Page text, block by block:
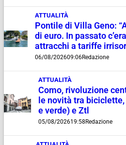
ATTUALITÀ
Pontile di Villa Geno:
di euro. In passato
attracchi a tariffe
06/08/202609:06Redazione
ATTUALITÀ
Como, rivoluzione
le novità tra
e verde) e Ztl
05/08/202619:58 Redazione